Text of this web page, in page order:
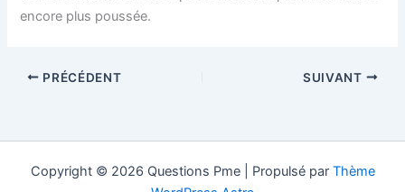
encore plus poussée.
PRÉCÉDENT SUIVANT
Copyright © 2026 Questions Pme | Propulsé par Thème